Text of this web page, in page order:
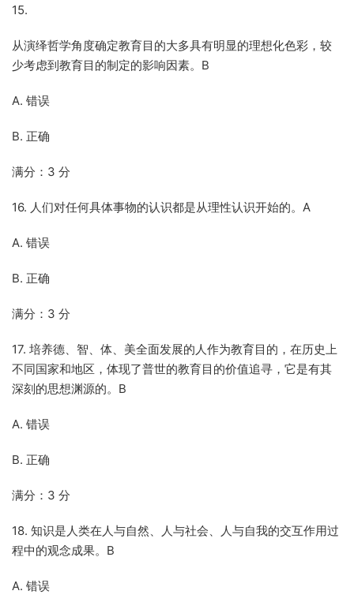
15.
从演绎哲学角度确定教育目的大多具有明显的理想化色彩，较
少考虑到教育目的制定的影响因素。B
A. 错误
B. 正确
满分：3 分
16. 人们对任何具体事物的认识都是从理性认识开始的。A
A. 错误
B. 正确
满分：3 分
17. 培养德、智、体、美全面发展的人作为教育目的，在历史上
不同国家和地区，体现了普世的教育目的价值追寻，它是有其
深刻的思想渊源的。B
A. 错误
B. 正确
满分：3 分
18. 知识是人类在人与自然、人与社会、人与自我的交互作用过
程中的观念成果。B
A. 错误